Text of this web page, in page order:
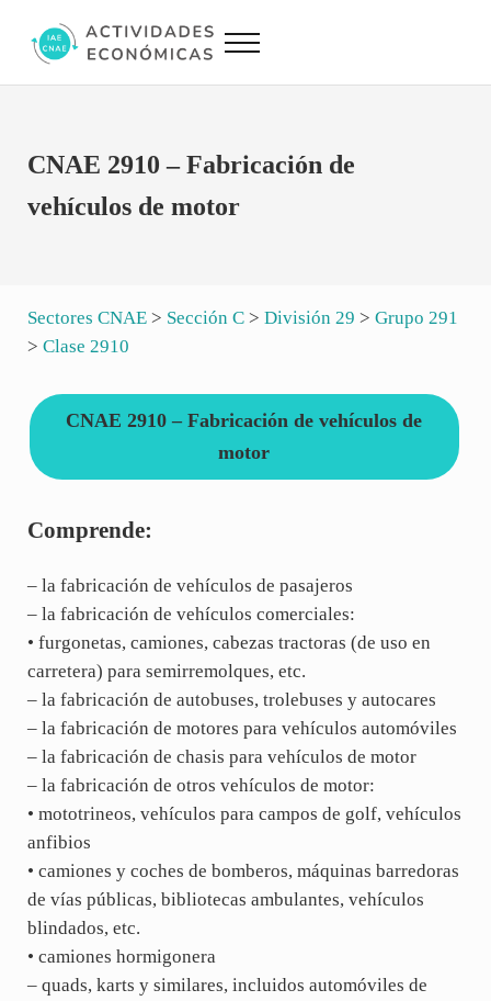
Actividades Económicas IAE CNAE
Menu
CNAE 2910 – Fabricación de
vehículos de motor
Sectores CNAE> Sección C> División 29 > Grupo 291
> Clase 2910
CNAE 2910 – Fabricación de vehículos de
motor
Comprende:
– la fabricación de vehículos de pasajeros
– la fabricación de vehículos comerciales:
• furgonetas, camiones, cabezas tractoras (de uso en
carretera) para semirremolques, etc.
– la fabricación de autobuses, trolebuses y autocares
– la fabricación de motores para vehículos automóviles
– la fabricación de chasis para vehículos de motor
– la fabricación de otros vehículos de motor:
• mototrineos, vehículos para campos de golf, vehículos
anfibios
• camiones y coches de bomberos, máquinas barredoras
de vías públicas, bibliotecas ambulantes, vehículos
blindados, etc.
• camiones hormigonera
– quads, karts y similares, incluidos automóviles de